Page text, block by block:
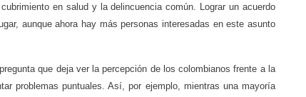
en salud y la delincuencia común. Lograr un acuerdo
aunque ahora hay más personas interesadas en este asunto
que deja ver la percepción de los colombianos frente a la
problemas puntuales. Así, por ejemplo, mientras una mayoría